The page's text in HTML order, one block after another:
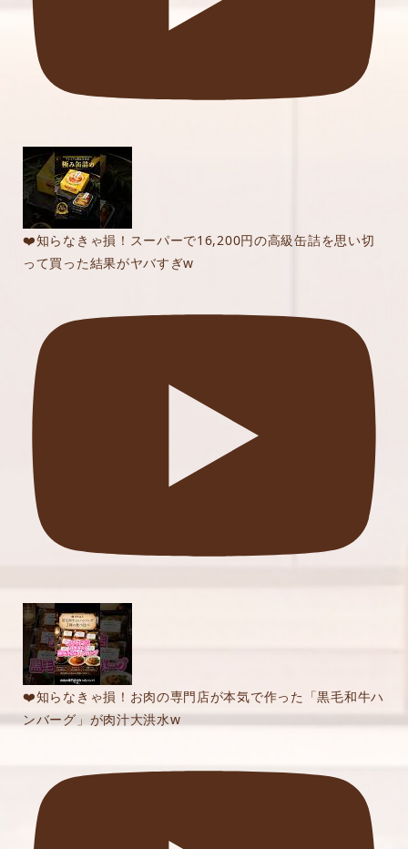
❤️知らなきゃ損！スーパーで16,200円の高級缶詰を思い切
って買った結果がヤバすぎw
❤️知らなきゃ損！お肉の専門店が本気で作った「黒毛和牛ハ
ンバーグ」が肉汁大洪水w